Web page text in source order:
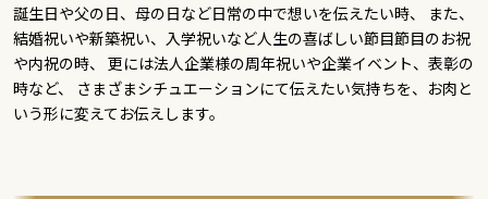
誕生日や父の日、母の日など日常の中で想いを伝えたい時、 また、
結婚祝いや新築祝い、入学祝いなど人生の喜ばしい節目節目のお祝
や内祝の時、 更には法人企業様の周年祝いや企業イベント、表彰の
時など、 さまざまシチュエーションにて伝えたい気持ちを、お肉と
いう形に変えてお伝えします。